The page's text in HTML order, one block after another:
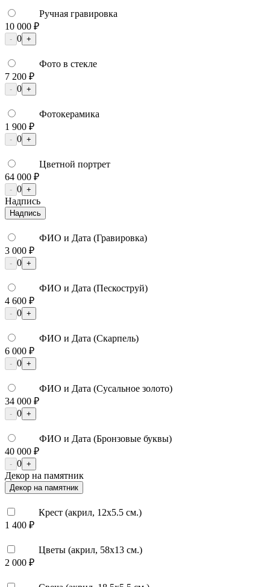
Ручная гравировка
10 000 ₽
- 0 +
Фото в стекле
7 200 ₽
- 0 +
Фотокерамика
1 900 ₽
- 0 +
Цветной портрет
64 000 ₽
- 0 +
Надпись
Надпись
ФИО и Дата (Гравировка)
3 000 ₽
- 0 +
ФИО и Дата (Пескоструй)
4 600 ₽
- 0 +
ФИО и Дата (Скарпель)
6 000 ₽
- 0 +
ФИО и Дата (Сусальное золото)
34 000 ₽
- 0 +
ФИО и Дата (Бронзовые буквы)
40 000 ₽
- 0 +
Декор на памятник
Декор на памятник
Крест (акрил, 12х5.5 см.)
1 400 ₽
Цветы (акрил, 58х13 см.)
2 000 ₽